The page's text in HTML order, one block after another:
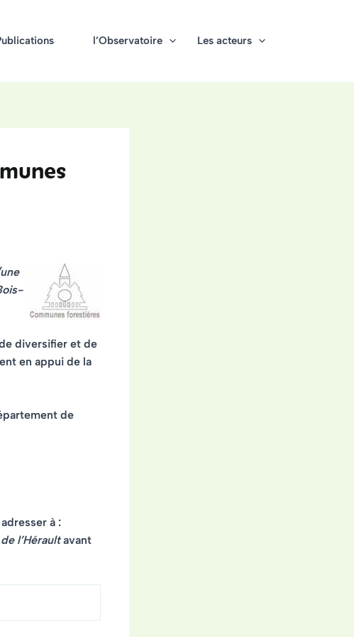
l’Observatoire Les acteurs
diversifier et de
en appui de la
de
à :
l’Hérault avant